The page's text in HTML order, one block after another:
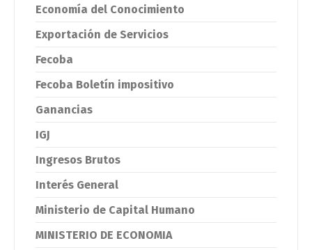
Economía del Conocimiento
Exportación de Servicios
Fecoba
Fecoba Boletín impositivo
Ganancias
IGJ
Ingresos Brutos
Interés General
Ministerio de Capital Humano
MINISTERIO DE ECONOMIA